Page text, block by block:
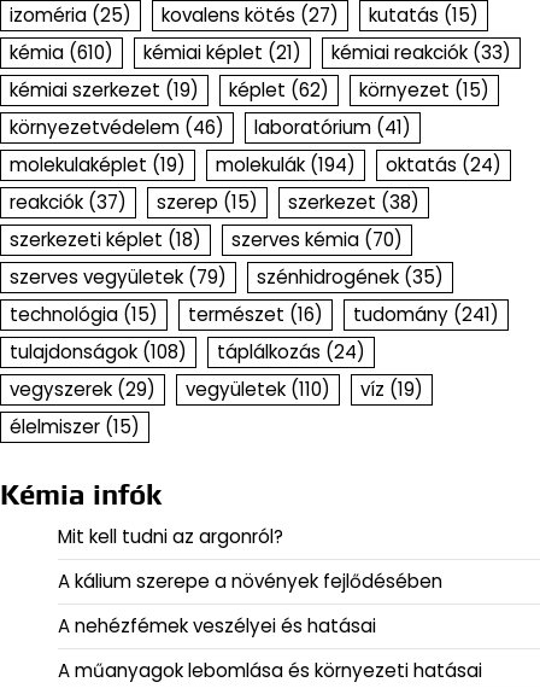
izoméria (25) kovalens kötés (27) kutatás (15)
kémia (610) kémiai képlet (21) kémiai reakciók (33)
kémiai szerkezet (19) képlet (62) környezet (15)
környezetvédelem (46) laboratórium (41)
molekulaképlet (19) molekulák (194) oktatás (24)
reakciók (37) szerep (15) szerkezet (38)
szerkezeti képlet (18) szerves kémia (70)
szerves vegyületek (79) szénhidrogének (35)
technológia (15) természet (16) tudomány (241)
tulajdonságok (108) táplálkozás (24)
vegyszerek (29) vegyületek (110) víz (19)
élelmiszer (15)
Kémia infók
Mit kell tudni az argonról?
A kálium szerepe a növények fejlődésében
A nehézfémek veszélyei és hatásai
A műanyagok lebomlása és környezeti hatásai